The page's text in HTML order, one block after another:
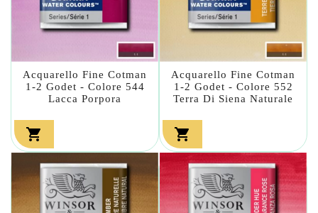
Acquarello Fine Cotman
1-2 Godet - Colore 544
Lacca Porpora

Acquarello Fine Cotman
1-2 Godet - Colore 552
Terra Di Siena Naturale
